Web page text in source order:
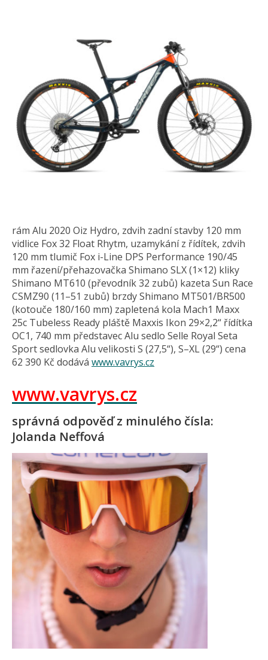
rám Alu 2020 Oiz Hydro, zdvih zadní stavby 120 mm
vidlice Fox 32 Float Rhytm, uzamykání z řídítek, zdvih
120 mm tlumič Fox i-Line DPS Performance 190/45
mm řazení/přehazovačka Shimano SLX (1×12) kliky
Shimano MT610 (převodník 32 zubů) kazeta Sun Race
CSMZ90 (11–51 zubů) brzdy Shimano MT501/BR500
(kotouče 180/160 mm) zapletená kola Mach1 Maxx
25c Tubeless Ready pláště Maxxis Ikon 29×2,2“ řídítka
OC1, 740 mm představec Alu sedlo Selle Royal Seta
Sport sedlovka Alu velikosti S (27,5“), S–XL (29“) cena
62 390 Kč dodává www.vavrys.cz
www.vavrys.cz
správná odpověď z minulého čísla:
Jolanda Neffová